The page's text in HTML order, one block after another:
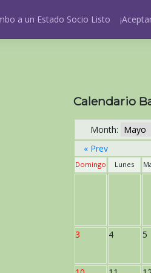
a un Estado Socio Listo
Calendario
Month:
« Prev
Domingo Lunes
3 4 5